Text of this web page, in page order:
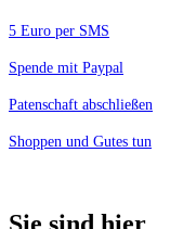
5 Euro per SMS
Spende mit Paypal
Patenschaft abschließen
Shoppen und Gutes tun